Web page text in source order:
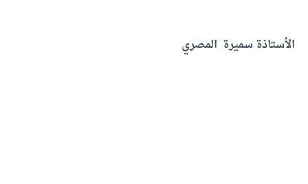
الأستاذة سميرة المصري